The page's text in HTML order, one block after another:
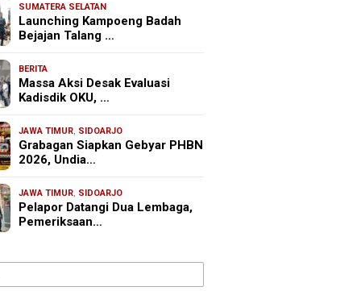
SUMATERA SELATAN
Launching Kampoeng Badah
Bejajan Talang …
BERITA
Massa Aksi Desak Evaluasi
Kadisdik OKU, …
JAWA TIMUR, SIDOARJO
Grabagan Siapkan Gebyar PHBN
2026, Undia…
JAWA TIMUR, SIDOARJO
Pelapor Datangi Dua Lembaga,
Pemeriksaan…